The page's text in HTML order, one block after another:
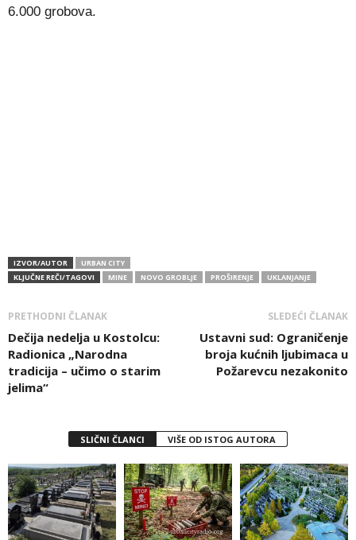
6.000 grobova.
IZVOR/AUTOR
URBAN CITY
KLJUČNE REČI/TAGOVI
MINE NOVO GROBLJE PROŠIRENJE UKLANJANJE
PRETHODNI ČLANAK
Dečija nedelja u Kostolcu:
Radionica „Narodna
tradicija – učimo o starim
jelima“
SLEDEĆI ČLANAK
Ustavni sud: Ograničenje
broja kućnih ljubimaca u
Požarevcu nezakonito
SLIČNI ČLANCI VIŠE OD ISTOG AUTORA